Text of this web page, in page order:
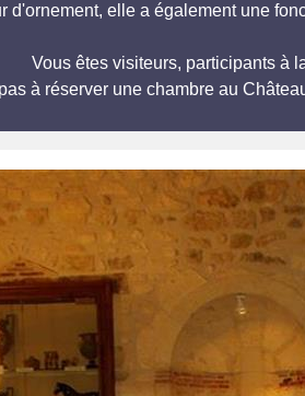
d'ornement, elle a également une
Vous êtes visiteurs, participants à
à réserver une chambre au